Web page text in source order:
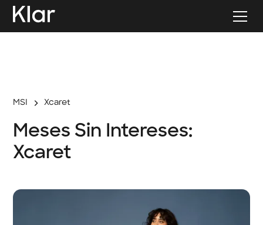
MSI Xcaret
Meses Sin Intereses:
Xcaret